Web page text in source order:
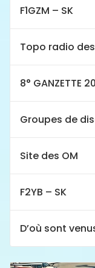
F1GZM – SK
Topo radio
8° GANZETTE
Groupes de
Site des OM
F2YB – SK
D’où sont